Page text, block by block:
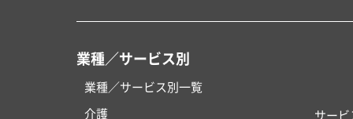
業種／サービス別
業種／サービス別一覧
介護
サービ